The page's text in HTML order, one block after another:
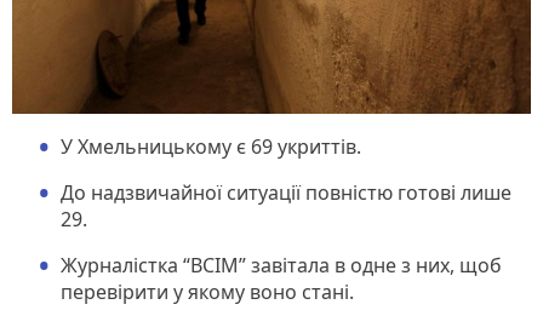
У Хмельницькому є 69 укриттів.
До надзвичайної ситуації повністю готові лише
29.
Журналістка “ВСІМ” завітала в одне з них, щоб
перевірити у якому воно стані.